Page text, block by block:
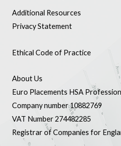
Additional Resources
Privacy Statement
Ethical Code of Practice
About Us
Euro Placements HSA
Company number 10882769
VAT Number 274482285
Registrar of Companies for